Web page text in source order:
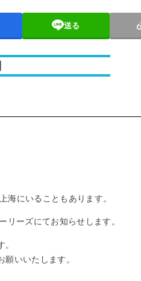
送る
海にいることもあります。
リーズにてお知らせします。
いいたします。